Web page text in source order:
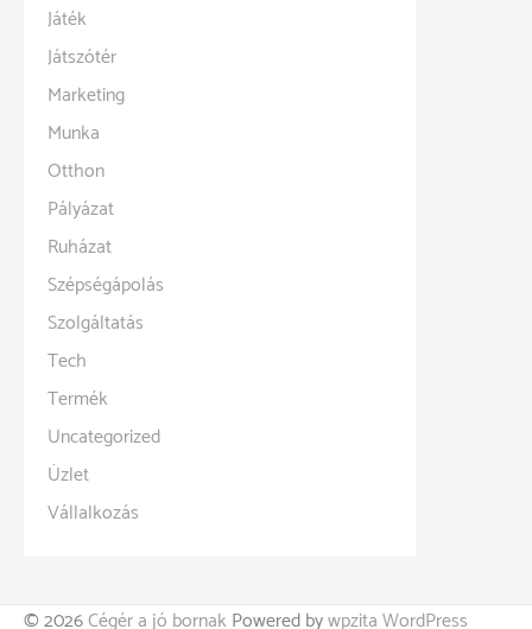
Játék
Játszótér
Marketing
Munka
Otthon
Pályázat
Ruházat
Szépségápolás
Szolgáltatás
Tech
Termék
Uncategorized
Üzlet
Vállalkozás
© 2026Cégér a jó bornak Powered bywpzita WordPress